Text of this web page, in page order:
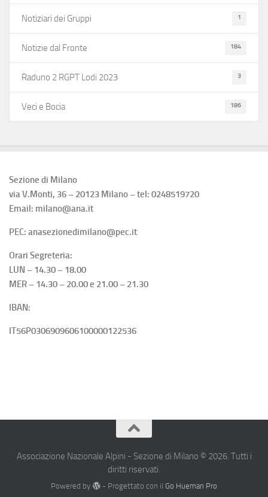
Notiziari dei Gruppi 1
Notizie dal Fronte 184
Raduno 2 RGPT Lodi 2023 3
Veci e Bocia 186
Sezione di Milano
via V.Monti, 36 – 20123 Milano – tel: 0248519720
Email: milano@ana.it
PEC: anasezionedimilano@pec.it
Orari Segreteria:
LUN – 14.30 – 18.00
MER – 14.30 – 20.00 e 21.00 – 21.30
IBAN:
IT56P0306909606100000122536
Associazione Nazionale Alpini - Sezione di Milano © 2026. Tutti i
diritti riservati.
Powered by - Progettato con il Go Hueman Pro